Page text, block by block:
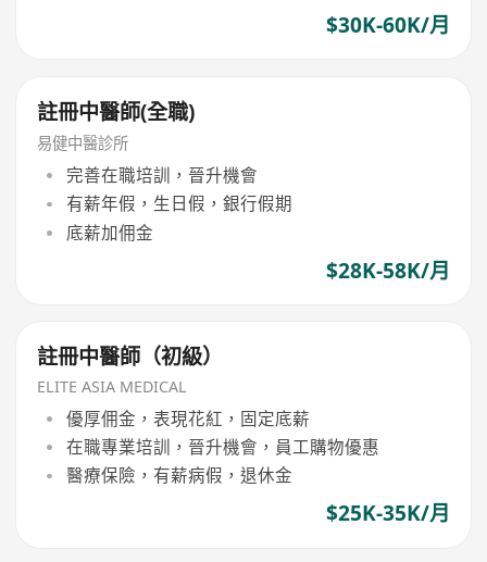
$30K-60K/月
註冊中醫師(全職)
易健中醫診所
完善在職培訓，晉升機會
有薪年假，生日假，銀行假期
底薪加佣金
$28K-58K/月
註冊中醫師（初級）
ELITE ASIA MEDICAL
優厚佣金，表現花紅，固定底薪
在職專業培訓，晉升機會，員工購物優惠
醫療保險，有薪病假，退休金
$25K-35K/月